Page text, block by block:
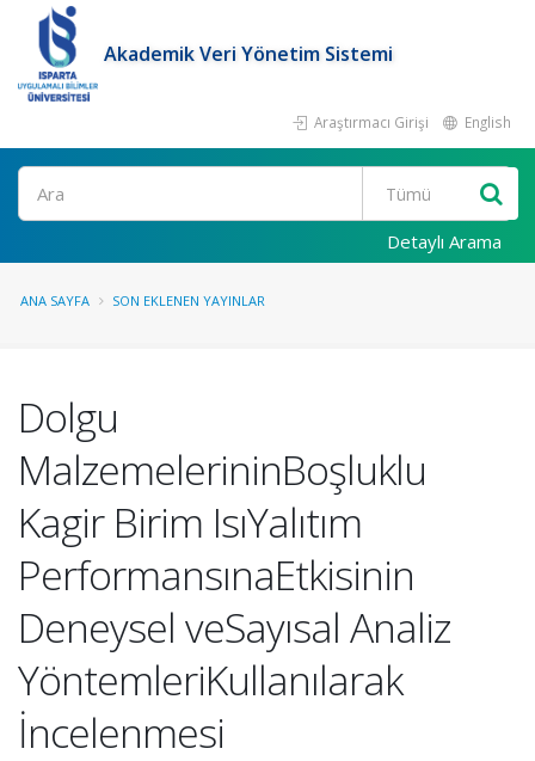
Akademik Veri Yönetim Sistemi
Araştırmacı Girişi English
Ara
Detaylı Arama
ANA SAYFA SON EKLENEN YAYINLAR
Dolgu
MalzemelerininBoşluklu
Kagir Birim IsıYalıtım
PerformansınaEtkisinin
Deneysel veSayısal Analiz
YöntemleriKullanılarak
İncelenmesi